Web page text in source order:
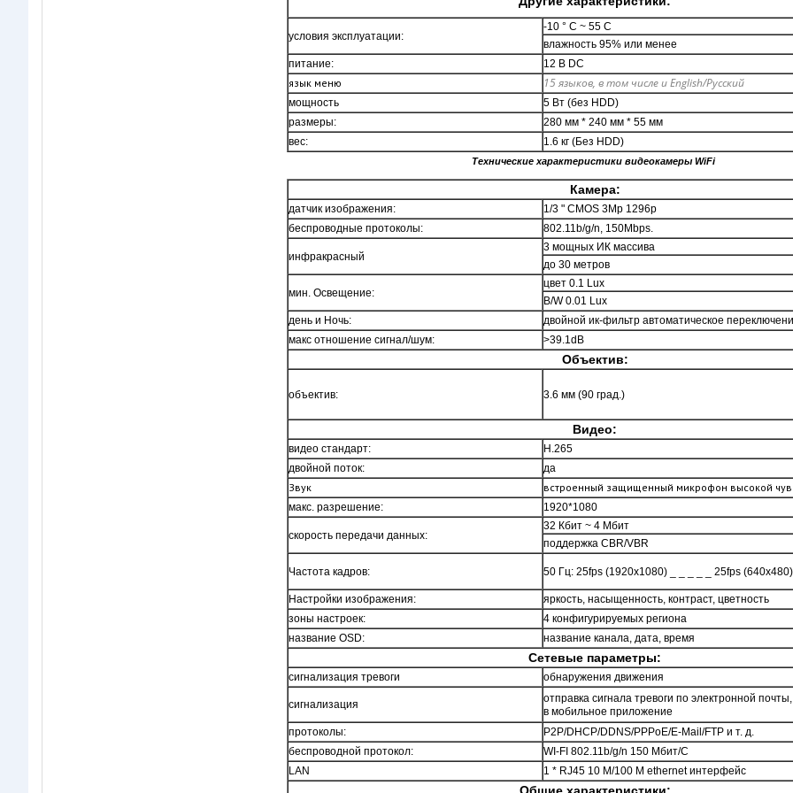
условия эксплуатации:
-10 ° C ~ 55 C
влажность 95% или менее
питание:
12 В DC
язык меню 15 языков, в том числе и English/Русский
мощность
5 Вт (без HDD)
размеры:
280 мм * 240 мм * 55 мм
вес:
1.6 кг (Без HDD)
Технические характеристики видеокамеры WiFi
Камера:
датчик изображения:
1/3 " CMOS 3Mp 1296p
беспроводные протоколы:
802.11b/g/n, 150Mbps.
инфракрасный
3 мощных ИК массива
до 30 метров
мин. Освещение:
цвет 0.1 Lux
B/W 0.01 Lux
день и Ночь:
двойной ик-фильтр автоматическое
макс oтношение сигнал/шум:
>39.1dB
Объектив:
объектив: 3.6 мм (90 град.)
Видео:
видео стандарт:
H.265
двойной поток:
да
Звук встроенный защищенный микрофон высокой
макс. разрешение: 1920*1080
скорость передачи данных:
32 Кбит ~ 4 Мбит
поддержка CBR/VBR
Частота кадров: 50 Гц: 25fps (1920x1080) _ _ _ _ _ 25fps (640x480)
Настройки изображения:
яркость, насыщенность, контраст, цветность
зоны настроек:
4 конфигурируемых региона
название OSD:
название канала, дата, время
Сетевые параметры:
сигнализация тревоги обнаружения движения
сигнализация
отправка сигнала тревоги по электронной
в мобильное приложение
протоколы:
P2P/DHCP/DDNS/PPPoE/E-Mail/FTP и т. д.
беспроводной протокол:
WI-FI 802.11b/g/n 150 Мбит/С
LAN
1 * RJ45 10 М/100 М ethernet интерфейс